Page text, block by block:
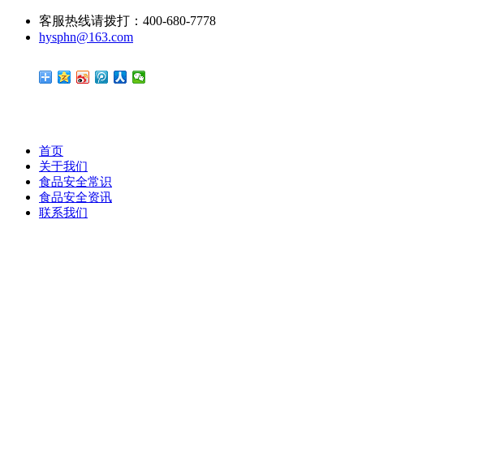
客服热线请拨打：400-680-7778
hysphn@163.com
首页
关于我们
食品安全常识
食品安全资讯
联系我们